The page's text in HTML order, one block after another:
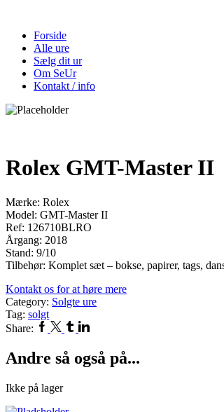
Forside
Alle ure
Sælg dit ur
Om SeUr
Kontakt / info
Rolex GMT-Master II
Mærke: Rolex
Model: GMT-Master II
Ref: 126710BLRO
Årgang: 2018
Stand: 9/10
Tilbehør: Komplet sæt – bokse, papirer, tags,
Kontakt os for at høre mere
Category: Solgte ure
Tag: solgt
Share: Facebook
Twitter
TumblrLinkedin
Andre så også på...
Ikke på lager